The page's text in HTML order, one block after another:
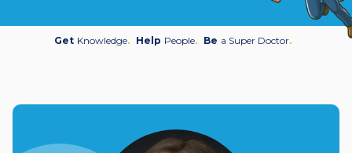
Get Knowledge Help People Be a Super Doctor